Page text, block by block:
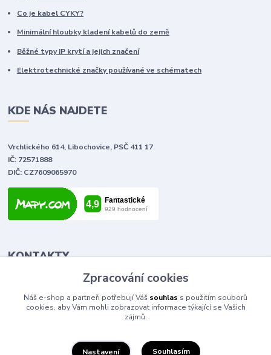
Co je kabel CYKY?
Minimální hloubky kladení kabelů do země
Běžné typy IP krytí a jejich značení
Elektrotechnické značky používané ve schématech
KDE NÁS NAJDETE
Vrchlického 614, Libochovice, PSČ 411 17
IČ: 72571888
DIČ: CZ7609065970
KONTAKTY
Tomáš Vlček
+420 702 090 443
volejte od 9,00 - 20,00 hod
info@elektromaterial.cz
Zpracování cookies
Náš e-shop a partneři potřebují Váš souhlas s použitím souborů
cookies, aby Vám mohli zobrazovat informace týkající se Vašich
zájmů.
Nastavení Souhlasím